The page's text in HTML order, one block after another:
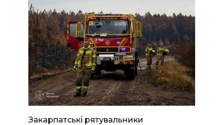
Закарпатські рятувальники